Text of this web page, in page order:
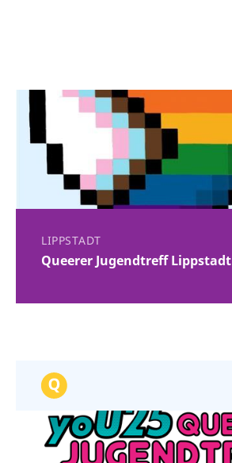
LIPPSTADT
Queerer Jugendtreff Lippstadt